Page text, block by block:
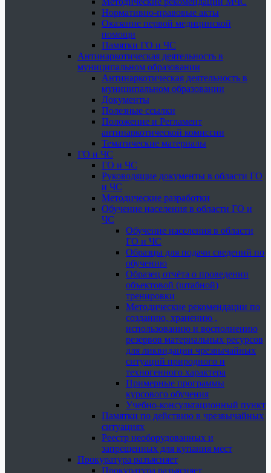
Нормативно-правовые акты
Оказание первой медицинской
помощи
Памятки ГО и ЧС
Антинаркотическая деятельность в
муниципальном образовании
Антинаркотическая деятельность в
муниципальном образовании
Документы
Полезные ссылки
Положение и Регламент
антинаркотической комиссии
Тематические материалы
ГО и ЧС
ГО и ЧС
Руководящие документы в области ГО
и ЧС
Методические разработки
Обучение населения в области ГО и
ЧС
Обучение населения в области
ГО и ЧС
Образцы для подачи сведений по
обучению
Образец отчёта о проведении
объектовой (штабной)
тренировки
Методические рекомендации по
созданию, хранению ,
использованию и восполнению
резервов материальных ресурсов
для ликвидации чрезвычайных
ситуаций природного и
техногенного характера
Примерные программы
курсового обучения
Учебно-консультационный пункт
Памятки по действию в чрезвычайных
ситуациях
Реестр необорудованных и
запрещенных для купания мест
Прокуратура разъясняет
Прокуратура разъясняет